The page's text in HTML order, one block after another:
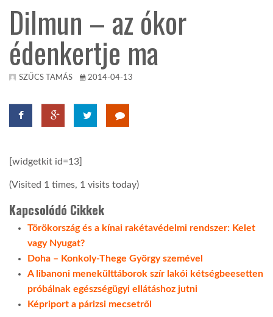
LATIN-AMERIKA
AUSZTRÁLIA
MÉDIA
HÍR3D
Dilmun – az ókor
édenkertje ma
SZŰCS TAMÁS 2014-04-13
[widgetkit id=13]
(Visited 1 times, 1 visits today)
Kapcsolódó Cikkek
Törökország és a kínai rakétavédelmi rendszer: Kelet
vagy Nyugat?
Doha – Konkoly-Thege György szemével
A libanoni menekülttáborok szír lakói kétségbeesetten
próbálnak egészségügyi ellátáshoz jutni
Képriport a párizsi mecsetről